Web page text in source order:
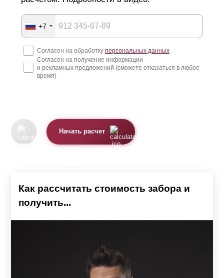
+7
Согласен на обработку персональных данных
Согласен на получение информации
и рекламных предложений (сможете отказаться в любое
время)
Начать расчет
Как рассчитать стоимость забора и
получить...